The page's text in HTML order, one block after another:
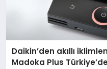
Daikin’den akıllı
Madoka Plus